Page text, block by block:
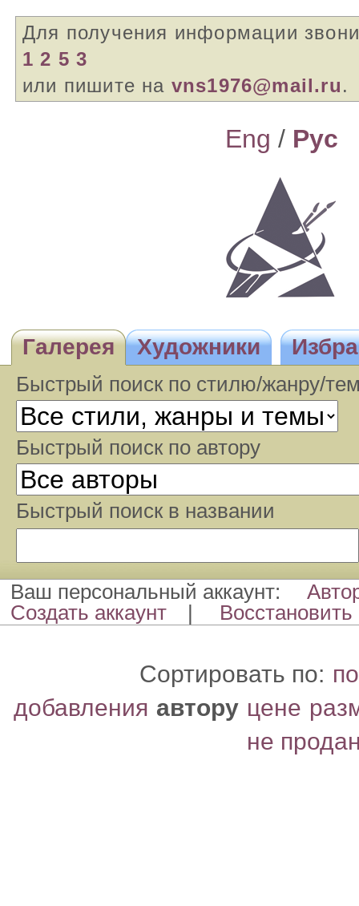
Для получения информации
1 2 5 3
или пишите на vns1976@mail.ru.
Eng / Pyc
Галерея Художники
Быстрый поиск по стилю/жанру/
Быстрый поиcк по автору
Быстрый поиcк в названии
Ваш персональный аккаунт:
Создать аккаунт
| Восстановить
Сортировать по:
добавления автору цене
не